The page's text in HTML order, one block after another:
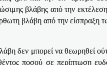
βλάβης από την
βλάβη από την είσπραξη
δεν μπορεί να θεωρηθεί
ποσού σε περίπτωση